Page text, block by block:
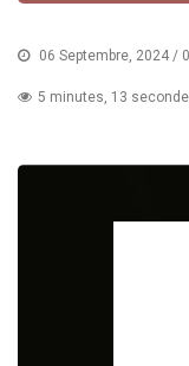
06 Septembre, 2024 /
5 minutes, 13